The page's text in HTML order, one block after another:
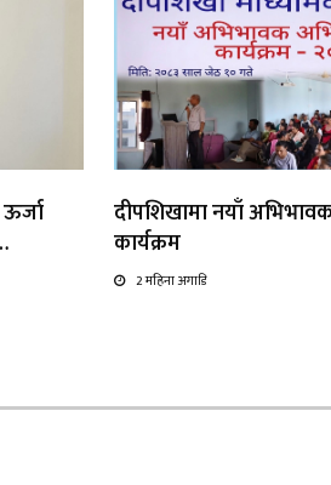
दीपशिखामा नयाँ
कार्यक्रम
2 महिना अगाडि